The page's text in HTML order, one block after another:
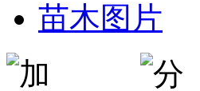
苗木图片